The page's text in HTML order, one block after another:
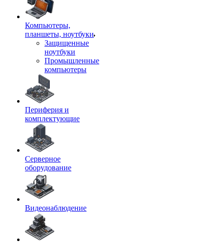
Компьютеры,
планшеты, ноутбуки
Защищенные
ноутбуки
Промышленные
компьютеры
Периферия и
комплектующие
Серверное
оборудование
Видеонаблюдение